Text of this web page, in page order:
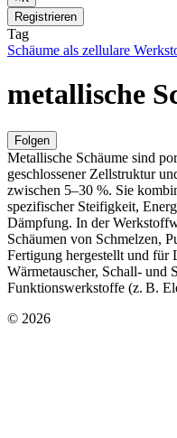
Registrieren
Tag
Schäume als zellulare
metallische
Folgen
Metallische Schäume sind
geschlossener Zellstruktur
zwischen 5–30 %. Sie
spezifischer Steifigkeit,
Dämpfung. In der
Schäumen von Schmelzen,
Fertigung hergestellt und für
Wärmetauscher, Schall- und
Funktionswerkstoffe (z. B.
© 2026